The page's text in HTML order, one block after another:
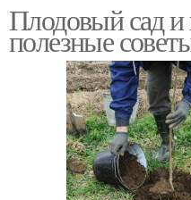
Плодовый сад
полезные